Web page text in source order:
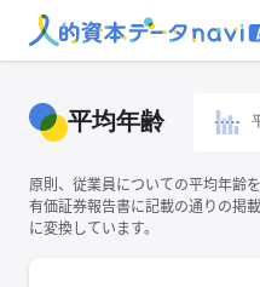
平均年齢
原則、従業員についての平均年齢
有価証券報告書に記載の通りの掲
に変換しています。